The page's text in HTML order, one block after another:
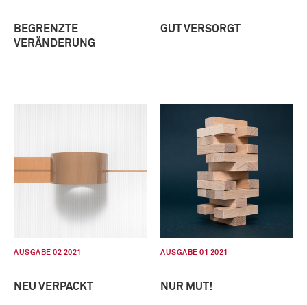
BEGRENZTE
VERÄNDERUNG
GUT VERSORGT
AUSGABE 02 2021
NEU VERPACKT
AUSGABE 01 2021
NUR MUT!